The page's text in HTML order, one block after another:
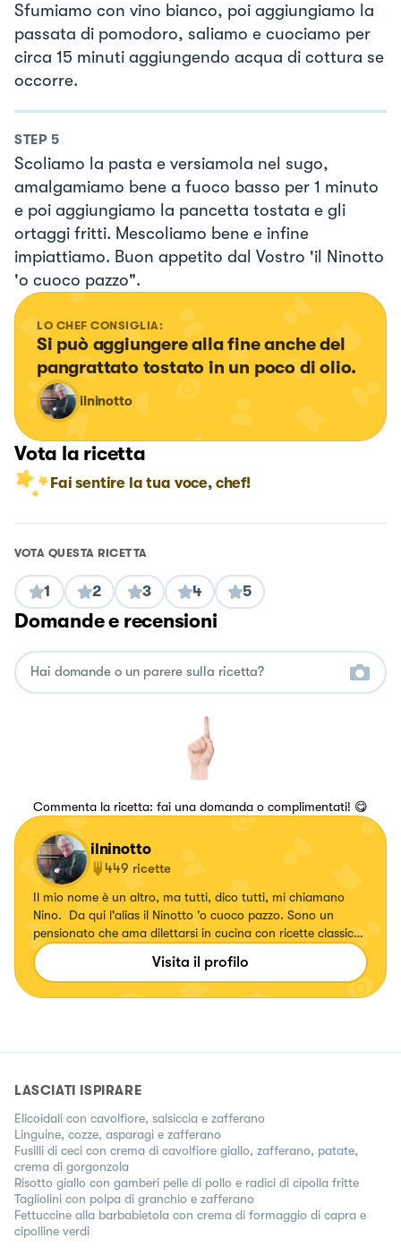
Sfumiamo con vino bianco, poi aggiungiamo la
passata di pomodoro, saliamo e cuociamo per
circa 15 minuti aggiungendo acqua di cottura se
occorre.
STEP 5
Scoliamo la pasta e versiamola nel sugo,
amalgamiamo bene a fuoco basso per 1 minuto
e poi aggiungiamo la pancetta tostata e gli
ortaggi fritti. Mescoliamo bene e infine
impiattiamo. Buon appetito dal Vostro 'il Ninotto
'o cuoco pazzo".
LO CHEF CONSIGLIA:
Si può aggiungere alla fine anche del
pangrattato tostato in un poco di olio.
ilninotto
Vota la ricetta
Fai sentire la tua voce, chef!
VOTA QUESTA RICETTA
1 2 3 4 5
Domande e recensioni
Commenta la ricetta: fai una domanda o complimentati! 😋
ilninotto
449 ricette
Il mio nome è un altro, ma tutti, dico tutti, mi chiamano
Nino. Da qui l'alias il Ninotto 'o cuoco pazzo. Sono un
pensionato che ama dilettarsi in cucina con ricette classiche
e quasi sempre della tradizione campana, ma che ama
soprattutto mangiare cose buone. Ho tre vizietti culinari:
amo contaminare e trasformare ricette classiche e farle a
Visita il profilo
LASCIATI ISPIRARE
Elicoidali con cavolfiore, salsiccia e zafferano
Linguine, cozze, asparagi e zafferano
Fusilli di ceci con crema di cavolfiore giallo, zafferano, patate,
crema di gorgonzola
Risotto giallo con gamberi pelle di pollo e radici di cipolla fritte
Tagliolini con polpa di granchio e zafferano
Fettuccine alla barbabietola con crema di formaggio di capra e
cipolline verdi